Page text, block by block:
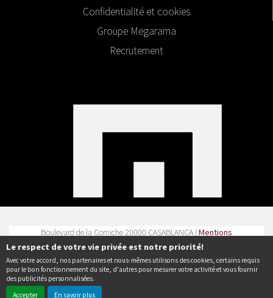
Le respect de votre vie privée est notre priorité!
Avec votre accord, nos partenaires et nous-mêmes utilisons des cookies, certains requis
pour le bon fonctionnement du site, d'autres pour mesurer votre activité et vous fournir
des publicités personnalisées.
Accepter
En savoir plus
Confidentialité et cookies
Groupe Megarama
Recrutement
Boulevard de la Corniche 20000 CASABLANCA | Mentions
légales| Contact| Tel :
Politique de confidentialité
© Erakys